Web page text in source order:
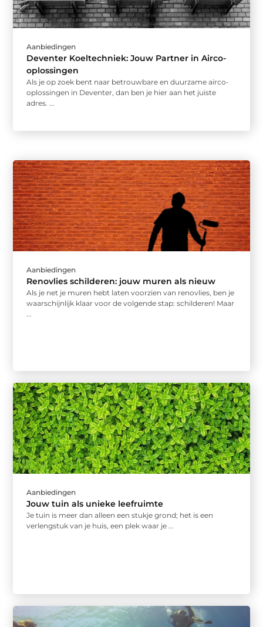
Aanbiedingen
Deventer Koeltechniek: Jouw Partner in Airco-
oplossingen
Als je op zoek bent naar betrouwbare en duurzame airco-
oplossingen in Deventer, dan ben je hier aan het juiste
adres. ...
Aanbiedingen
Renovlies schilderen: jouw muren als nieuw
Als je net je muren hebt laten voorzien van renovlies, ben je
waarschijnlijk klaar voor de volgende stap: schilderen! Maar
Aanbiedingen
Jouw tuin als unieke leefruimte
Je tuin is meer dan alleen een stukje grond; het is een
verlengstuk van je huis, een plek waar je ...